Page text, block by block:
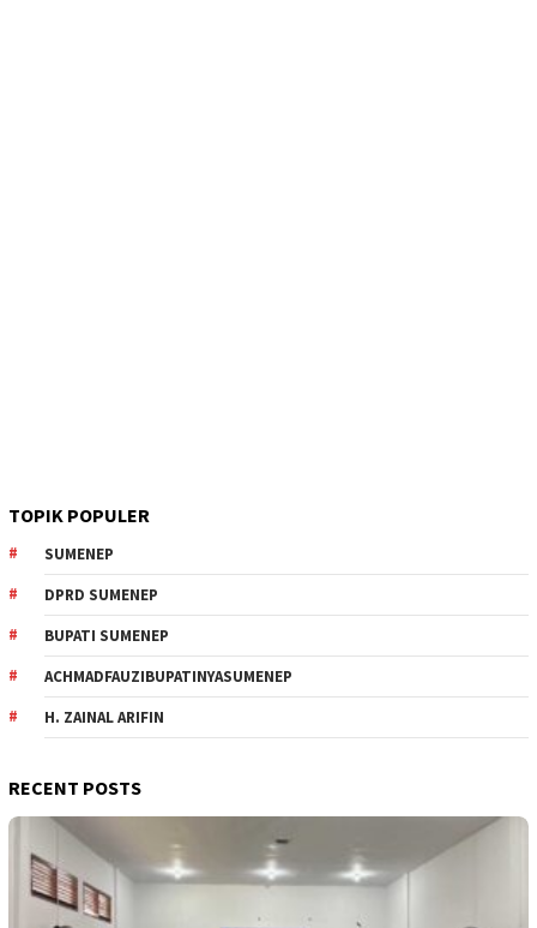
TOPIK POPULER
SUMENEP
DPRD SUMENEP
BUPATI SUMENEP
ACHMADFAUZIBUPATINYASUMENEP
H. ZAINAL ARIFIN
RECENT POSTS